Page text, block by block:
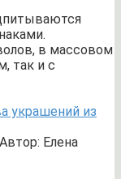
в массовом
так и с
украшений из
Автор: Елена